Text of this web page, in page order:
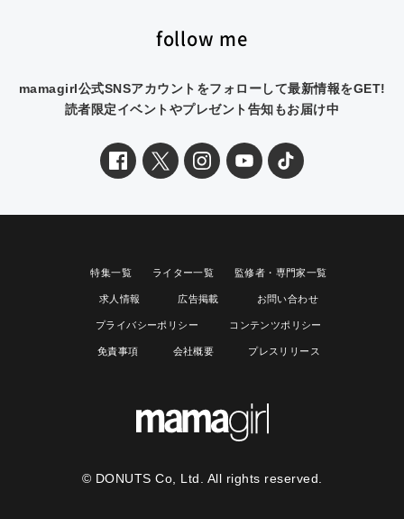
follow me
mamagirl公式SNSアカウントをフォローして最新情報をGET!
読者限定イベントやプレゼント告知もお届け中
特集一覧 ライター一覧 監修者・専門家一覧
求人情報 広告掲載 お問い合わせ
プライバシーポリシー コンテンツポリシー
免責事項 会社概要 プレスリリース
© DONUTS Co, Ltd. All rights reserved.